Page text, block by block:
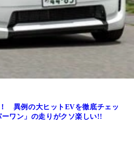
異例の大ヒットEVを徹底チェッ
ワン」の走りがクソ楽しい!!